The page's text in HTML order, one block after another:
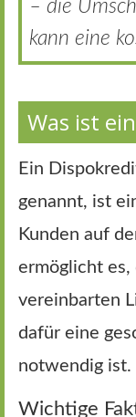
– die
kann eine
Was ist
Ein
genannt, ist
Kunden auf
ermöglicht es,
vereinbarten
dafür eine
notwendig ist.
Wichtige